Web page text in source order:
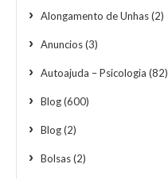
Alongamento de Unhas(2)
Anuncios(3)
Autoajuda – Psicologia (82)
Blog(600)
Blog(2)
Bolsas(2)